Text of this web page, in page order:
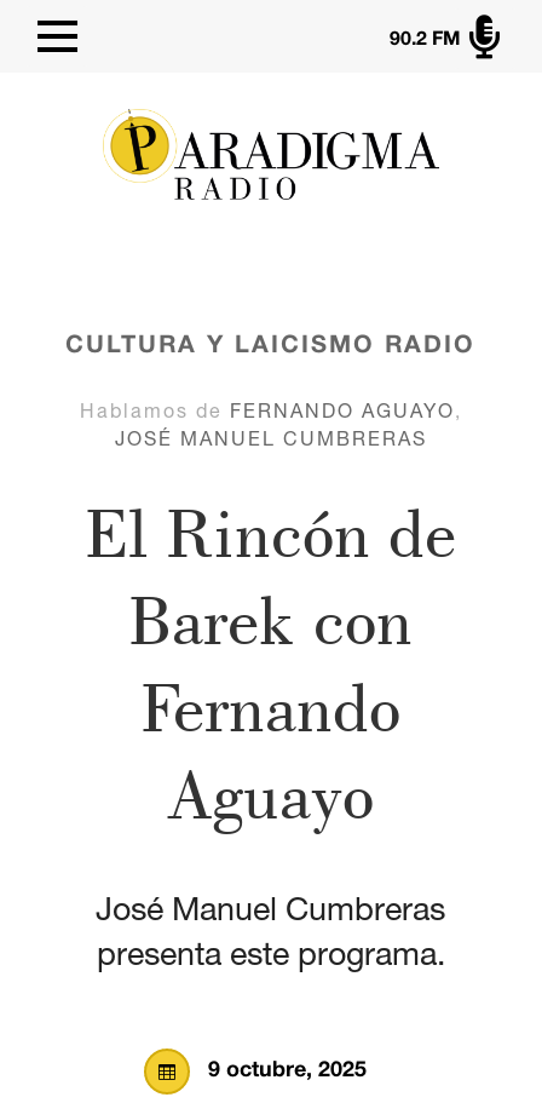

90.2 FM
CULTURA Y LAICISMO RADIO
Hablamos de FERNANDO AGUAYO,
JOSÉ MANUEL CUMBRERAS
El Rincón de
Barek con
Fernando
Aguayo
José Manuel Cumbreras
presenta este programa.
 9 octubre, 2025